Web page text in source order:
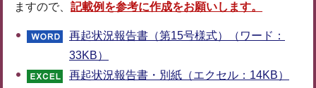
ますので、 記載例を参考に作成をお願いします。
再起状況報告書（第15号様式）（ワード：
33KB）
再起状況報告書・別紙（エクセル：14KB）